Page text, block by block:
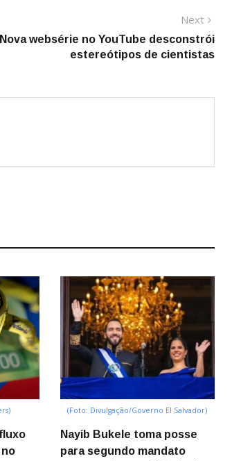
Next
post:
Nova websérie no YouTube desconstrói
estereótipos de cientistas
no
(Foto: Divulgação/Governo El Salvador)
Nayib Bukele toma posse
para segundo mandato